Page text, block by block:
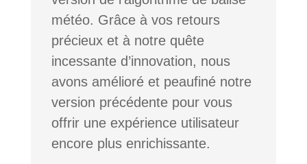
météo. Grâce à vos retours
précieux et à notre quête
incessante d’innovation, nous
avons amélioré et peaufiné notre
version précédente pour vous
offrir une expérience utilisateur
encore plus enrichissante.